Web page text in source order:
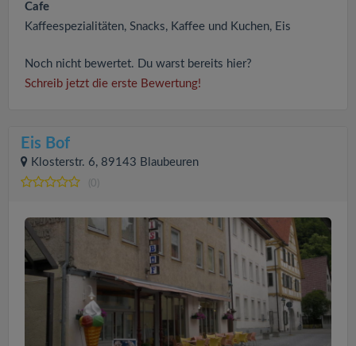
Cafe
Kaffeespezialitäten, Snacks, Kaffee und Kuchen, Eis
Noch nicht bewertet. Du warst bereits hier?
Schreib jetzt die erste Bewertung!
Eis Bof
Klosterstr. 6, 89143 Blaubeuren
(0)